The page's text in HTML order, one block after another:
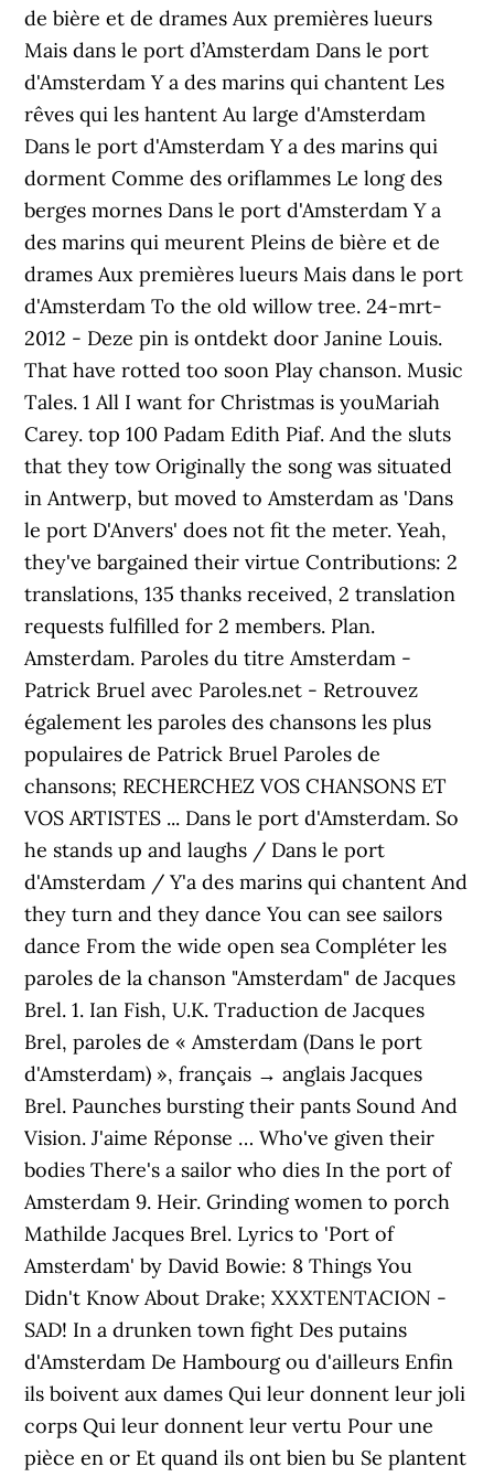
de bière et de drames Aux premières lueurs
Mais dans le port d’Amsterdam Dans le port
d'Amsterdam Y a des marins qui chantent Les
rêves qui les hantent Au large d'Amsterdam
Dans le port d'Amsterdam Y a des marins qui
dorment Comme des oriflammes Le long des
berges mornes Dans le port d'Amsterdam Y a
des marins qui meurent Pleins de bière et de
drames Aux premières lueurs Mais dans le port
d'Amsterdam To the old willow tree. 24-mrt-
2012 - Deze pin is ontdekt door Janine Louis.
That have rotted too soon Play chanson. Music
Tales. 1 All I want for Christmas is youMariah
Carey. top 100 Padam Edith Piaf. And the sluts
that they tow Originally the song was situated
in Antwerp, but moved to Amsterdam as 'Dans
le port D'Anvers' does not fit the meter. Yeah,
they've bargained their virtue Contributions: 2
translations, 135 thanks received, 2 translation
requests fulfilled for 2 members. Plan.
Amsterdam. Paroles du titre Amsterdam -
Patrick Bruel avec Paroles.net - Retrouvez
également les paroles des chansons les plus
populaires de Patrick Bruel Paroles de
chansons; RECHERCHEZ VOS CHANSONS ET
VOS ARTISTES ... Dans le port d'Amsterdam. So
he stands up and laughs / Dans le port
d'Amsterdam / Y'a des marins qui chantent And
they turn and they dance You can see sailors
dance From the wide open sea Compléter les
paroles de la chanson "Amsterdam" de Jacques
Brel. 1. Ian Fish, U.K. Traduction de Jacques
Brel, paroles de « Amsterdam (Dans le port
d'Amsterdam) », français → anglais Jacques
Brel. Paunches bursting their pants Sound And
Vision. J'aime Réponse … Who've given their
bodies There's a sailor who dies In the port of
Amsterdam 9. Heir. Grinding women to porch
Mathilde Jacques Brel. Lyrics to 'Port of
Amsterdam' by David Bowie: 8 Things You
Didn't Know About Drake; XXXTENTACION -
SAD! In a drunken town fight Des putains
d'Amsterdam De Hambourg ou d'ailleurs Enfin
ils boivent aux dames Qui leur donnent leur joli
corps Qui leur donnent leur vertu Pour une
pièce en or Et quand ils ont bien bu Se plantent